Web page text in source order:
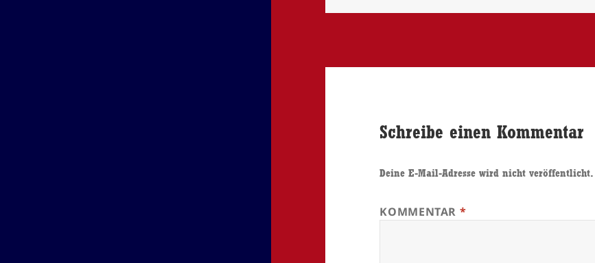
Schreibe einen Kommentar
Deine E-Mail-Adresse wird nicht veröffentlicht.
KOMMENTAR *